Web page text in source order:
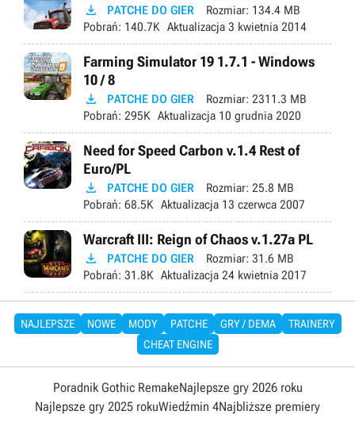
 PATCHE DO GIER Rozmiar: 134.4 MB
Pobrań: 140.7K Aktualizacja 3 kwietnia 2014
Farming Simulator 19 1.7.1 - Windows
10 / 8
 PATCHE DO GIER Rozmiar: 2311.3 MB
Pobrań: 295K Aktualizacja 10 grudnia 2020
Need for Speed Carbon v.1.4 Rest of
Euro/PL
 PATCHE DO GIER Rozmiar: 25.8 MB
Pobrań: 68.5K Aktualizacja 13 czerwca 2007
Warcraft III: Reign of Chaos v.1.27a PL
 PATCHE DO GIER Rozmiar: 31.6 MB
Pobrań: 31.8K Aktualizacja 24 kwietnia 2017
NAJLEPSZE NOWE MODY PATCHE GRY / DEMA
TRAINERY
CHEAT ENGINE
Poradnik Gothic RemakeNajlepsze gry 2026 roku
Najlepsze gry 2025 rokuWiedźmin 4Najbliższe premiery